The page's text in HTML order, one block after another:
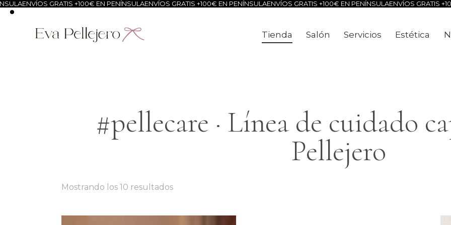
ENVÍOS GRATIS +100€ EN PENÍNSULAENVÍOS GRATIS +100€ EN PENÍNSULAENVÍOS GRATIS +100€ EN PENÍNSULAENVÍOS GRATIS
Tienda Salón Servicios Estética
#pellecare · Línea de cuidado
Pellejero
Mostrando los 10 resultados